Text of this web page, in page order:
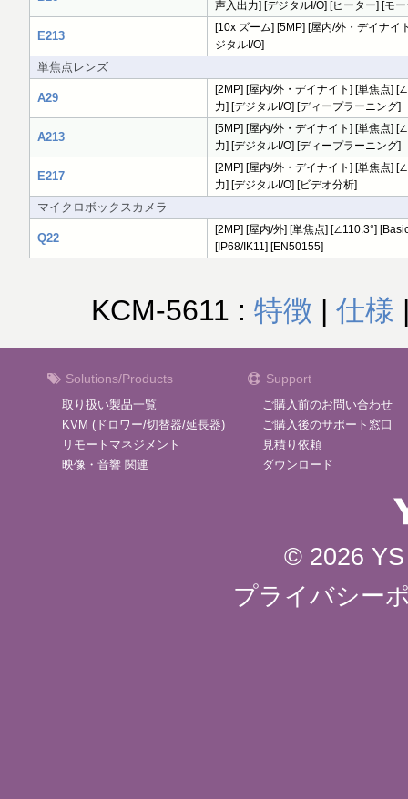
声入出力] [デジタルI/O] [ヒーター] [モ
E213
[10x ズーム] [5MP] [屋内/外・デイナ
ジタルI/O]
単焦点レンズ
A29
[2MP] [屋内/外・デイナイト] [単焦点]
力] [デジタルI/O] [ディープラーニング]
A213
[5MP] [屋内/外・デイナイト] [単焦点]
力] [デジタルI/O] [ディープラーニング]
E217
[2MP] [屋内/外・デイナイト] [単焦点]
力] [デジタルI/O] [ビデオ分析]
マイクロボックスカメラ
Q22
[2MP] [屋内/外] [単焦点] [∠110.3°]
[IP68/IK11] [EN50155]
KCM-5611 : 特徴 | 仕様
Solutions/Products
取り扱い製品一覧
KVM (ドロワー/切替器/延長器)
リモートマネジメント
映像・音響 関連
Support
ご購入前のお問い合わせ
ご購入後のサポート窓口
見積り依頼
ダウンロード
© 2026
プライバシー